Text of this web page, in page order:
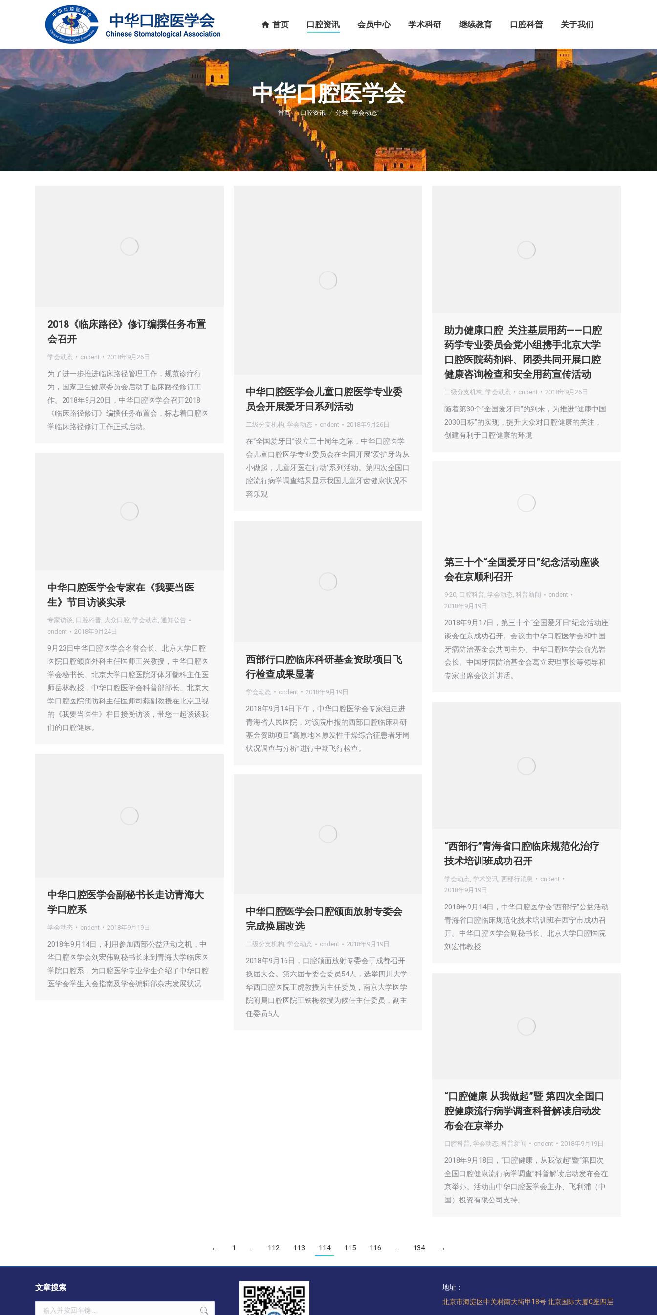
首页 口腔资讯 会员中心 学术科研 继续教育 口腔科普 关于我们
中华口腔医学会
您在这里：
首页 口腔资讯 分类 "学会动态"
2018《临床路径》修订编撰任务布置
会召开
学会动态 cndent 2018年9月26日
为了进一步推进临床路径管理工作，规范诊疗行
为，国家卫生健康委员会启动了临床路径修订工
作。2018年9月20日，中华口腔医学会召开2018
《临床路径修订》编撰任务布置会，标志着口腔医
学临床路径修订工作正式启动。
中华口腔医学会儿童口腔医学专业委
员会开展爱牙日系列活动
二级分支机构, 学会动态 cndent 2018年9月26日
在“全国爱牙日”设立三十周年之际，中华口腔医学
会儿童口腔医学专业委员会在全国开展“爱护牙齿从
小做起，儿童牙医在行动”系列活动。第四次全国口
腔流行病学调查结果显示我国儿童牙齿健康状况不
容乐观
助力健康口腔 关注基层用药——口腔
药学专业委员会党小组携手北京大学
口腔医院药剂科、团委共同开展口腔
健康咨询检查和安全用药宣传活动
二级分支机构 学会动态 cndent 2018年9月26日
随着第30个“全国爱牙日”的到来，为推进“健康中国
2030目标”的实现，提升大众对口腔健康的关注，
创建有利于口腔健康的环境
中华口腔医学会专家在《我要当医
生》节目访谈实录
专家访谈, 口腔科普, 大众口腔, 学会动态, 通知公告
cndent
2018年9月24日
9月23日中华口腔医学会名誉会长、北京大学口腔
医院口腔颌面外科主任医师王兴教授，中华口腔医
学会秘书长、北京大学口腔医院牙体牙髓科主任医
师岳林教授，中华口腔医学会科普部部长、北京大
学口腔医院预防科主任医师司燕副教授在北京卫视
的《我要当医生》栏目接受访谈，带您一起谈谈我
们的口腔健康。
第三十个“全国爱牙日”纪念活动座谈
会在京顺利召开
9·20, 口腔科普, 学会动态, 科普新闻
cndent
2018年9月19日
2018年9月17日，第三十个“全国爱牙日”纪念活动座
谈会在京成功召开。会议由中华口腔医学会和中国
牙病防治基金会共同主办。中华口腔医学会俞光岩
会长、中国牙病防治基金会葛立宏理事长等领导和
专家出席会议并讲话。
西部行口腔临床科研基金资助项目飞
行检查成果显著
学会动态 cndent 2018年9月19日
2018年9月14日下午，中华口腔医学会专家组走进
青海省人民医院，对该院申报的西部口腔临床科研
基金资助项目“高原地区原发性干燥综合征患者牙周
状况调查与分析”进行中期飞行检查。
“西部行”青海省口腔临床规范化治疗
技术培训班成功召开
学会动态 学术资讯 西部行消息
cndent
2018年9月19日
2018年9月14日，中华口腔医学会“西部行”公益活动
青海省口腔临床规范化技术培训班在西宁市成功召
开。中华口腔医学会副秘书长、北京大学口腔医院
刘宏伟教授
中华口腔医学会副秘书长走访青海大
学口腔系
学会动态 cndent 2018年9月19日
2018年9月14日，利用参加西部公益活动之机，中
华口腔医学会刘宏伟副秘书长来到青海大学临床医
学院口腔系，为口腔医学专业学生介绍了中华口腔
医学会学生入会指南及学会编辑部杂志发展状况
中华口腔医学会口腔颌面放射专委会
完成换届改选
二级分支机构, 学会动态 cndent 2018年9月19日
2018年9月16日，口腔颌面放射专委会于成都召开
换届大会。第六届专委会委员54人，选举四川大学
华西口腔医院王虎教授为主任委员，南京大学医学
院附属口腔医院王铁梅教授为候任主任委员，副主
任委员5人
“口腔健康 从我做起”暨 第四次全国口
腔健康流行病学调查科普解读启动发
布会在京举办
口腔科普 学会动态 科普新闻 cndent 2018年9月19日
2018年9月18日，“口腔健康，从我做起”暨“第四次
全国口腔健康流行病学调查”科普解读启动发布会在
京举办。活动由中华口腔医学会主办、飞利浦（中
国）投资有限公司支持。
← 1 … 112 113 114 115 116 … 134 →
文章搜索
Search:
地址：
北京市海淀区中关村南大街甲18号 北京国际大厦C座四层